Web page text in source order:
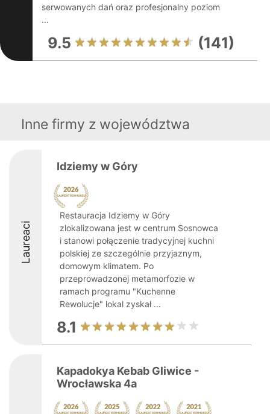
serwowanych dań oraz profesjonalny poziom
...
9.5 (141)
Inne firmy z województwa
Laureaci
Idziemy w Góry
Restauracja Idziemy w Góry
zlokalizowana jest w centrum Sosnowca
i stanowi połączenie tradycyjnej kuchni
polskiej ze szczególnie przyjaznym,
domowym klimatem. Po
przeprowadzonej metamorfozie w
ramach programu "Kuchenne
Rewolucje" lokal zyskał ...
8.1
Kapadokya Kebab Gliwice -
Wrocławska 4a